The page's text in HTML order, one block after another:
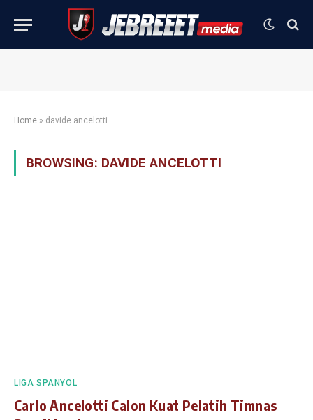
Home » davide ancelotti
BROWSING: DAVIDE ANCELOTTI
LIGA SPANYOL
Carlo Ancelotti Calon Kuat Pelatih Timnas